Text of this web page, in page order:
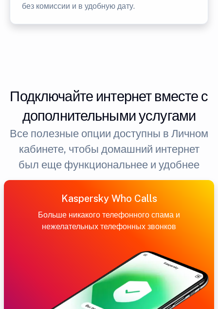
без комиссии и в удобную дату.
Подключайте интернет вместе с
дополнительными услугами
Все полезные опции доступны в Личном
кабинете, чтобы домашний интернет
был еще функциональнее и удобнее
Kaspersky Who Calls
Больше никакого телефонного спама и
нежелательных телефонных звонков